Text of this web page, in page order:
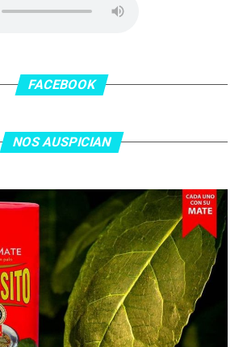
del jugador jordano.
Haddad, que culminó una gran
libre donde volvió a responder mal
FACEBOOK
NOS AUSPICIAN